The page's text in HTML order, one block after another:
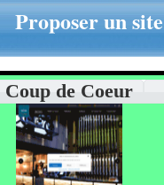
Proposer un site
Coup de Coeur